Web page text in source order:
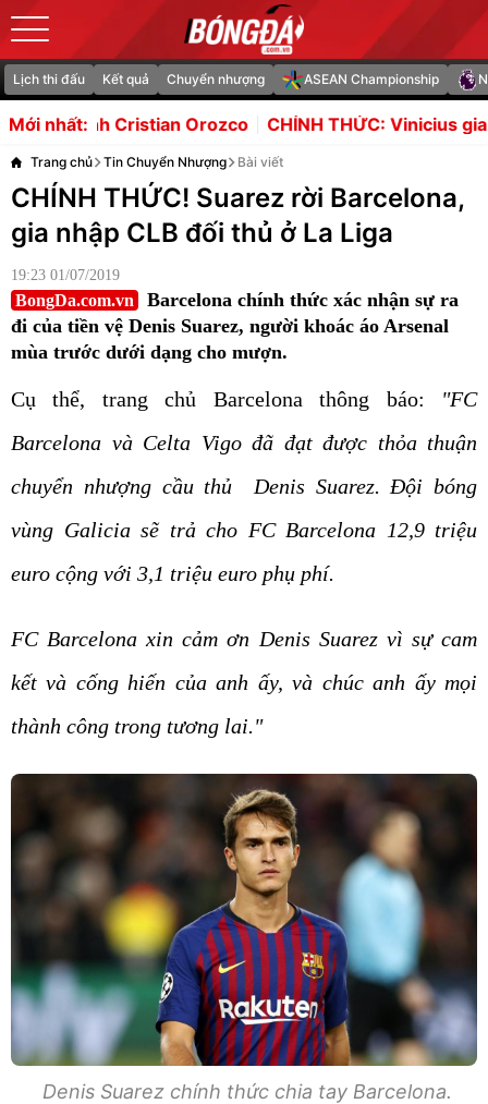
Lịch thi đấu Kết quả Chuyển nhượng ASEAN Championship
Mới nhất:
Orozco CHÍNH THỨC: Vinicius gia hạn với Real,
Trang chủ Tin Chuyển Nhượng Bài viết
CHÍNH THỨC! Suarez rời Barcelona,
gia nhập CLB đối thủ ở La Liga
19:23 01/07/2019
BongDa.com.vn
Barcelona chính thức xác nhận sự ra
đi của tiền vệ Denis Suarez, người khoác áo Arsenal
mùa trước dưới dạng cho mượn.
Cụ thể, trang chủ Barcelona thông báo: "FC
Barcelona và Celta Vigo đã đạt được thỏa thuận
chuyển nhượng cầu thủ Denis Suarez. Đội bóng
vùng Galicia sẽ trả cho FC Barcelona 12,9 triệu
euro cộng với 3,1 triệu euro phụ phí.
FC Barcelona xin cảm ơn Denis Suarez vì sự cam
kết và cống hiến của anh ấy, và chúc anh ấy mọi
thành công trong tương lai."
Denis Suarez chính thức chia tay Barcelona.